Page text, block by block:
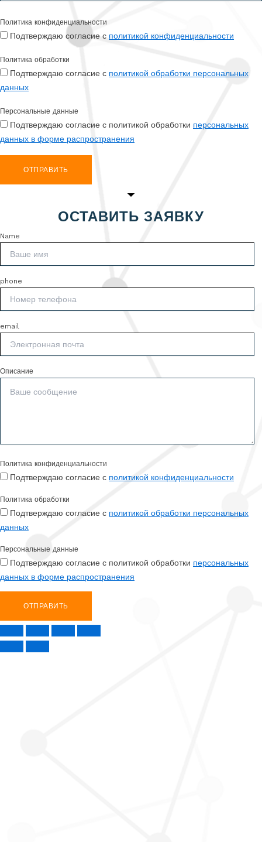
Политика конфиденциальности
Подтверждаю согласие с политикой конфиденциальности
Политика обработки
Подтверждаю согласие с политикой обработки персональных
данных
Персональные данные
Подтверждаю согласие с политикой обработки персональных
данных в форме распространения
ОТПРАВИТЬ
ОСТАВИТЬ ЗАЯВКУ
Name
phone
email
Описание
Политика конфиденциальности
Подтверждаю согласие с политикой конфиденциальности
Политика обработки
Подтверждаю согласие с политикой обработки персональных
данных
Персональные данные
Подтверждаю согласие с политикой обработки персональных
данных в форме распространения
ОТПРАВИТЬ